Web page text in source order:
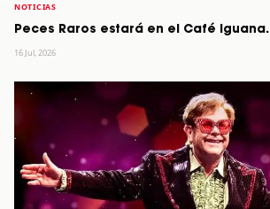
NOTICIAS
Peces Raros estará en el Café Iguana.
16 Jul, 2026